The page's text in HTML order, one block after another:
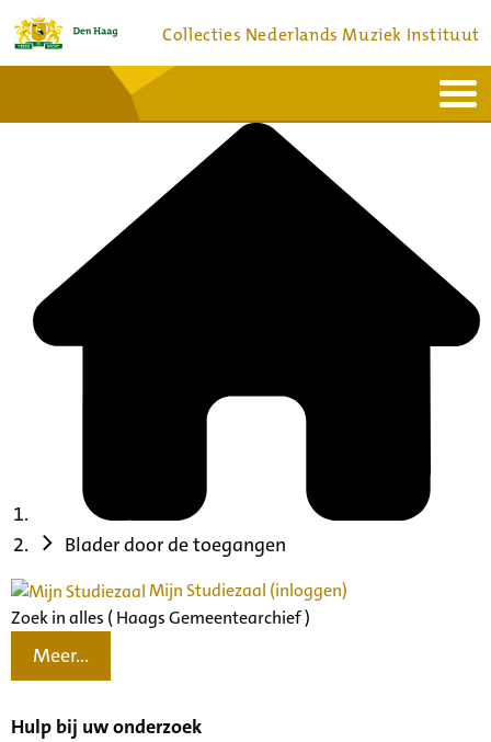
Collecties Nederlands Muziek Instituut
Bronnen en collecties
Blader door de toegangen
Mijn Studiezaal (inloggen)
Zoek in alles ( Haags Gemeentearchief )
Meer...
Hulp bij uw onderzoek